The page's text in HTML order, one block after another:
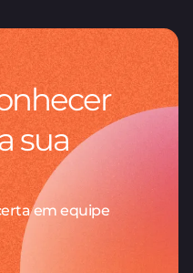
sua
em equipe